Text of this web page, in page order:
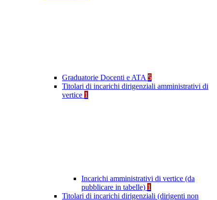
Graduatorie Docenti e ATA 5
Titolari di incarichi dirigenziali amministrativi di
vertice 1
Incarichi amministrativi di vertice (da
pubblicare in tabelle) 1
Titolari di incarichi dirigenziali (dirigenti non